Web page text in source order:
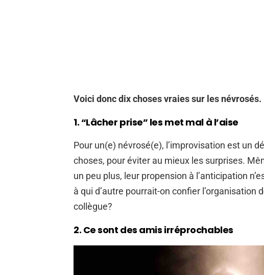
Voici donc dix choses vraies sur les névrosés.
1. “Lâcher prise” les met mal à l’aise
Pour un(e) névrosé(e), l’improvisation est un
choses, pour éviter au mieux les surprises.
un peu plus, leur propension à l’anticipation
à qui d’autre pourrait-on confier l’organisation
collègue?
2. Ce sont des amis irréprochables